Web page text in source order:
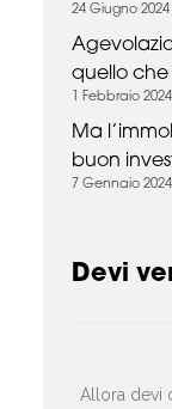
24 Giugno 2024
quello che
1 Febbraio 2024
Ma
buon
7 Gennaio 2024
Devi
Allora devi